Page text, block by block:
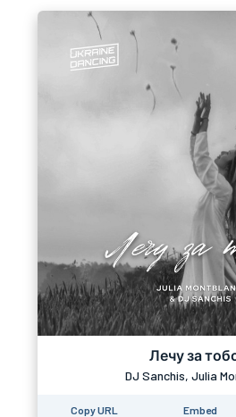
Лечу за
DJ Sanchis, Julia
Copy URL Embed